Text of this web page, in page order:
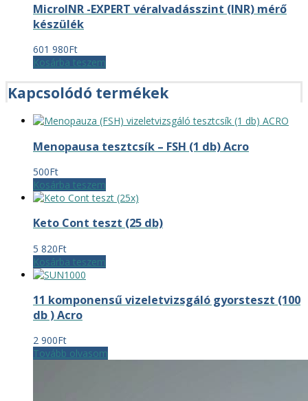
MicroINR -EXPERT véralvadásszint (INR) mérő
készülék
601 980Ft
Kosárba teszem
Kapcsolódó termékek
Menopausa tesztcsík – FSH (1 db) Acro
500Ft
Kosárba teszem
Keto Cont teszt (25 db)
5 820Ft
Kosárba teszem
11 komponensű vizeletvizsgáló gyorsteszt (100
db ) Acro
2 900Ft
Tovább olvasom